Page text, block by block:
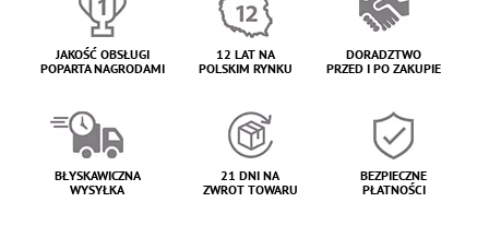
JAKOŚĆ OBSŁUGI
POPARTA NAGRODAMI
12 LAT NA
POLSKIM RYNKU
DORADZTWO
PRZED I PO ZAKUPIE
BŁYSKAWICZNA
WYSYŁKA
21 DNI NA
ZWROT TOWARU
BEZPIECZNE
PŁATNOŚCI